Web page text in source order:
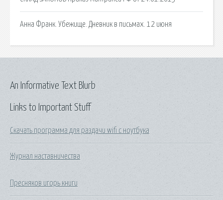
Анна Франк. Убежище. Дневник в письмах. 12 июня
Links to Important Stuff
Скачать программа для раздачи wifi с ноутбука
Журнал наставничества
Пресняков игорь книги
An Informative Text Blurb